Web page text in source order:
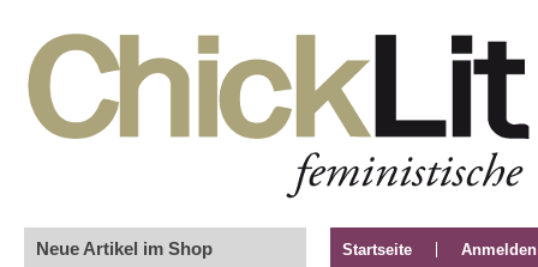
Neue Artikel im Shop Startseite Anmelden